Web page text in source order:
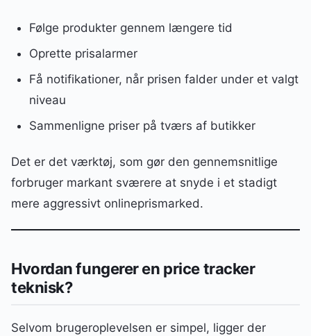
Følge produkter gennem længere tid
Oprette prisalarmer
Få notifikationer, når prisen falder under et valgt
niveau
Sammenligne priser på tværs af butikker
Det er det værktøj, som gør den gennemsnitlige
forbruger markant sværere at snyde i et stadigt
mere aggressivt onlineprismarked.
Hvordan fungerer en price tracker
teknisk?
Selvom brugeroplevelsen er simpel, ligger der